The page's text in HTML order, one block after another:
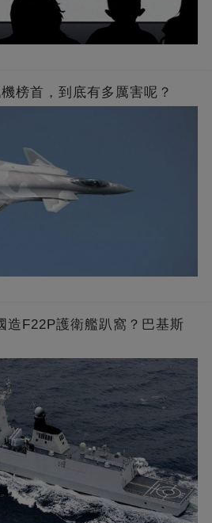
榜首，到底有多厲害呢？
造F22P護衛艦趴窩？巴基斯